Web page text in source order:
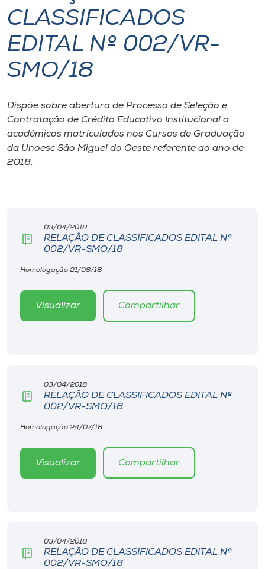
I.nova
Diplomados
CPA
Biblioteca
Rádio
Museu
Unoesc
Store
CLASSIFICADOS
EDITAL Nº 002/VR-
SMO/18
Dispõe sobre abertura de Processo de Seleção e
Contratação de Crédito Educativo Institucional a
acadêmicos matriculados nos Cursos de Graduação
da Unoesc São Miguel do Oeste referente ao ano de
2018.
03/04/2018
RELAÇÃO DE CLASSIFICADOS EDITAL Nº
002/VR-SMO/18
Homologação 21/08/18
Visualizar Compartilhar
03/04/2018
RELAÇÃO DE CLASSIFICADOS EDITAL Nº
002/VR-SMO/18
Homologação 24/07/18
Visualizar Compartilhar
03/04/2018
RELAÇÃO DE CLASSIFICADOS EDITAL Nº
002/VR-SMO/18